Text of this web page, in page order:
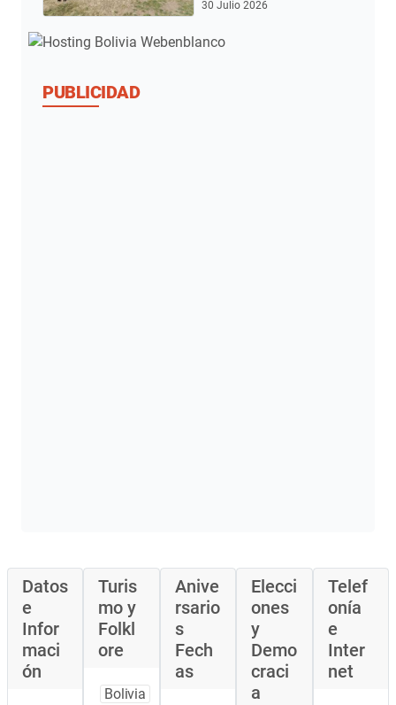
30 Julio 2026
PUBLICIDAD
Datos
e
Infor
maci
ón
Turis
mo y
Folkl
ore
Bolivia
Anive
rsario
s
Fech
as
Elecci
ones
y
Demo
craci
a
Telef
onía
e
Inter
net